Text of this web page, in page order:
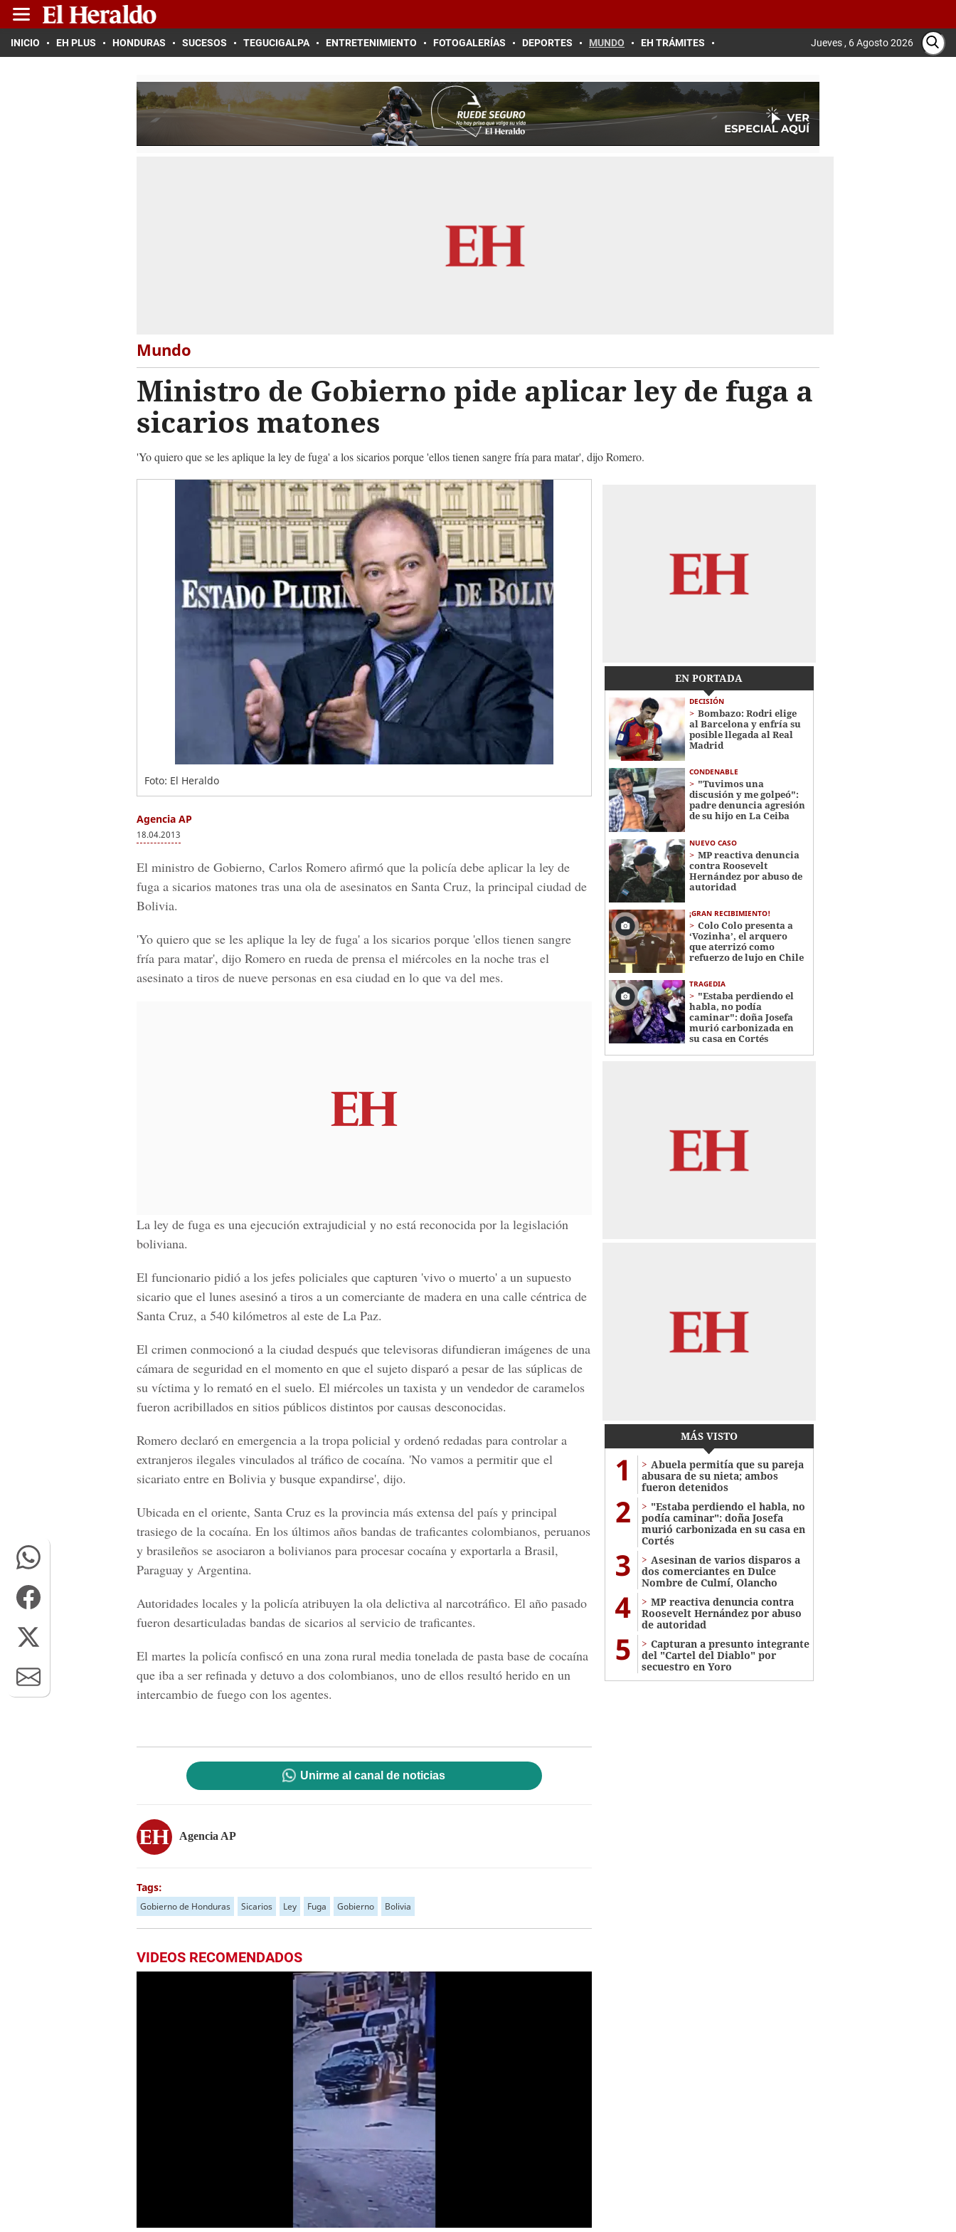
INICIO EH PLUS HONDURAS SUCESOS TEGUCIGALPA ENTRETENIMIENTO FOTOGALERÍAS DEPORTES MUNDO EH TRÁMITES Jueves , 6 Agosto 2026
Mundo
Ministro de Gobierno pide aplicar ley de fuga a
sicarios matones
'Yo quiero que se les aplique la ley de fuga' a los sicarios porque 'ellos tienen sangre fría para matar', dijo Romero.
Foto: El Heraldo
Agencia AP
18.04.2013
El ministro de Gobierno, Carlos Romero afirmó que la policía debe aplicar la ley de
fuga a sicarios matones tras una ola de asesinatos en Santa Cruz, la principal ciudad de
Bolivia.
'Yo quiero que se les aplique la ley de fuga' a los sicarios porque 'ellos tienen sangre
fría para matar', dijo Romero en rueda de prensa el miércoles en la noche tras el
asesinato a tiros de nueve personas en esa ciudad en lo que va del mes.
La ley de fuga es una ejecución extrajudicial y no está reconocida por la legislación
boliviana.
El funcionario pidió a los jefes policiales que capturen 'vivo o muerto' a un supuesto
sicario que el lunes asesinó a tiros a un comerciante de madera en una calle céntrica de
Santa Cruz, a 540 kilómetros al este de La Paz.
El crimen conmocionó a la ciudad después que televisoras difundieran imágenes de una
cámara de seguridad en el momento en que el sujeto disparó a pesar de las súplicas de
su víctima y lo remató en el suelo. El miércoles un taxista y un vendedor de caramelos
fueron acribillados en sitios públicos distintos por causas desconocidas.
Romero declaró en emergencia a la tropa policial y ordenó redadas para controlar a
extranjeros ilegales vinculados al tráfico de cocaína. 'No vamos a permitir que el
sicariato entre en Bolivia y busque expandirse', dijo.
Ubicada en el oriente, Santa Cruz es la provincia más extensa del país y principal
trasiego de la cocaína. En los últimos años bandas de traficantes colombianos, peruanos
y brasileños se asociaron a bolivianos para procesar cocaína y exportarla a Brasil,
Paraguay y Argentina.
Autoridades locales y la policía atribuyen la ola delictiva al narcotráfico. El año pasado
fueron desarticuladas bandas de sicarios al servicio de traficantes.
El martes la policía confiscó en una zona rural media tonelada de pasta base de cocaína
que iba a ser refinada y detuvo a dos colombianos, uno de ellos resultó herido en un
intercambio de fuego con los agentes.
Unirme al canal de noticias
Agencia AP
Tags:
Gobierno de Honduras Sicarios Ley Fuga Gobierno Bolivia
VIDEOS RECOMENDADOS
EN PORTADA
DECISIÓN
Bombazo: Rodri elige
al Barcelona y enfría su
posible llegada al Real
Madrid
CONDENABLE
"Tuvimos una
discusión y me golpeó":
padre denuncia agresión
de su hijo en La Ceiba
NUEVO CASO
MP reactiva denuncia
contra Roosevelt
Hernández por abuso de
autoridad
¡GRAN RECIBIMIENTO!
Colo Colo presenta a
‘Vozinha’, el arquero
que aterrizó como
refuerzo de lujo en Chile
TRAGEDIA
"Estaba perdiendo el
habla, no podía
caminar": doña Josefa
murió carbonizada en
su casa en Cortés
MÁS VISTO
1
Abuela permitía que su pareja
abusara de su nieta; ambos
fueron detenidos
2
"Estaba perdiendo el habla, no
podía caminar": doña Josefa
murió carbonizada en su casa en
Cortés
3
Asesinan de varios disparos a
dos comerciantes en Dulce
Nombre de Culmí, Olancho
4
MP reactiva denuncia contra
Roosevelt Hernández por abuso
de autoridad
5
Capturan a presunto integrante
del "Cartel del Diablo" por
secuestro en Yoro